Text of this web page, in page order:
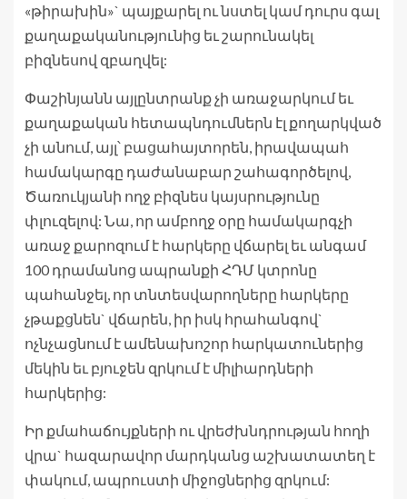
«թիրախին»` պայքարել ու նստել կամ դուրս գալ
քաղաքականությունից եւ շարունակել
բիզնեսով զբաղվել:
Փաշինյանն այլընտրանք չի առաջարկում եւ
քաղաքական հետապնդումներն էլ քողարկված
չի անում, այլ՝ բացահայտորեն, իրավապահ
համակարգը դաժանաբար շահագործելով,
Ծառուկյանի ողջ բիզնես կայսրությունը
փլուզելով: Նա, որ ամբողջ օրը համակարգչի
առաջ քարոզում է հարկերը վճարել եւ անգամ
100 դրամանոց ապրանքի ՀԴՄ կտրոնը
պահանջել, որ տնտեսվարողները հարկերը
չթաքցնեն` վճարեն, իր իսկ հրահանգով`
ոչնչացնում է ամենախոշոր հարկատուներից
մեկին եւ բյուջեն զրկում է միլիարդների
հարկերից:
Իր քմահաճույքների ու վրեժխնդրության հողի
վրա` հազարավոր մարդկանց աշխատատեղ է
փակում, ապրուստի միջոցներից զրկում: